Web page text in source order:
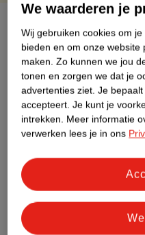
Over dit product
Productinformatie
Etiketinformatie
Nature Impact Score
Dit
Impact
We waarderen je
Wij gebruiken cookies om
bieden en om onze website
maken. Zo kunnen we jou
tonen en zorgen we dat je
advertenties ziet. Je
accepteert. Je kunt je
intrekken. Meer informatie
verwerken lees je in ons